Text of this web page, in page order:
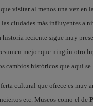
visitar al menos una vez en
ciudades más influyentes a
reciente sigue muy
mejor que ningún otro
cambios históricos que aquí se
cultural que ofrece es muy
etc. Museos como el de